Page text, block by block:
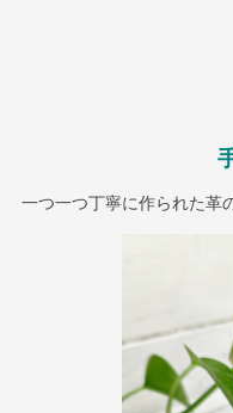
一つ一つ丁寧に作られた革